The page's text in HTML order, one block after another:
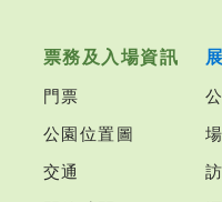
票務及入場資訊
門票
公園位置圖
交通